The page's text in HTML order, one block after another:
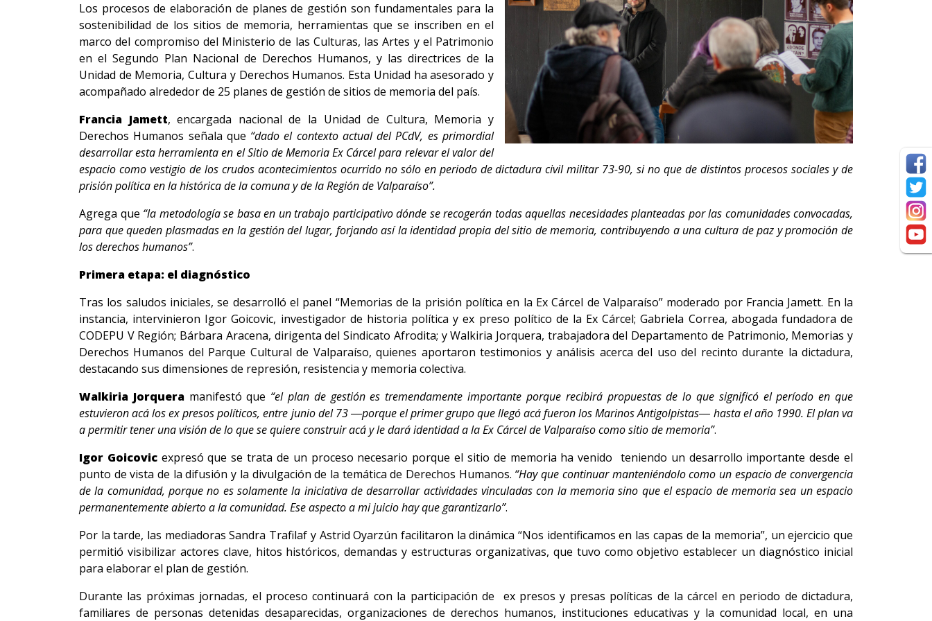
Los procesos de elaboración de planes de gestión son fundamentales para la
sostenibilidad de los sitios de memoria, herramientas que se inscriben en el
marco del compromiso del Ministerio de las Culturas, las Artes y el Patrimonio
en el Segundo Plan Nacional de Derechos Humanos, y las directrices de la
Unidad de Memoria, Cultura y Derechos Humanos. Esta Unidad ha asesorado y
acompañado alrededor de 25 planes de gestión de sitios de memoria del país.
Francia Jamett, encargada nacional de la Unidad de Cultura, Memoria y
Derechos Humanos señala que “dado el contexto actual del PCdV, es primordial
desarrollar esta herramienta en el Sitio de Memoria Ex Cárcel para relevar el valor del
espacio como vestigio de los crudos acontecimientos ocurrido no sólo en periodo de dictadura civil militar 73-90, si no que de distintos procesos sociales y de
prisión política en la histórica de la comuna y de la Región de Valparaíso”.
Agrega que “la metodología se basa en un trabajo participativo dónde se recogerán todas aquellas necesidades planteadas por las comunidades convocadas,
para que queden plasmadas en la gestión del lugar, forjando así la identidad propia del sitio de memoria, contribuyendo a una cultura de paz y promoción de
los derechos humanos”.
Primera etapa: el diagnóstico
Tras los saludos iniciales, se desarrolló el panel “Memorias de la prisión política en la Ex Cárcel de Valparaíso” moderado por Francia Jamett. En la
instancia, intervinieron Igor Goicovic, investigador de historia política y ex preso político de la Ex Cárcel; Gabriela Correa, abogada fundadora de
CODEPU V Región; Bárbara Aracena, dirigenta del Sindicato Afrodita; y Walkiria Jorquera, trabajadora del Departamento de Patrimonio, Memorias y
Derechos Humanos del Parque Cultural de Valparaíso, quienes aportaron testimonios y análisis acerca del uso del recinto durante la dictadura,
destacando sus dimensiones de represión, resistencia y memoria colectiva.
Walkiria Jorqueramanifestó que “el plan de gestión es tremendamente importante porque recibirá propuestas de lo que significó el período en que
estuvieron acá los ex presos políticos, entre junio del 73 ―porque el primer grupo que llegó acá fueron los Marinos Antigolpistas― hasta el año 1990. El plan va
a permitir tener una visión de lo que se quiere construir acá y le dará identidad a la Ex Cárcel de Valparaíso como sitio de memoria”.
Igor Goicovicexpresó que se trata de un proceso necesario porque el sitio de memoria ha venido teniendo un desarrollo importante desde el
punto de vista de la difusión y la divulgación de la temática de Derechos Humanos. “Hay que continuar manteniéndolo como un espacio de convergencia
de la comunidad, porque no es solamente la iniciativa de desarrollar actividades vinculadas con la memoria sino que el espacio de memoria sea un espacio
permanentemente abierto a la comunidad. Ese aspecto a mi juicio hay que garantizarlo”.
Por la tarde, las mediadoras Sandra Trafilaf y Astrid Oyarzún facilitaron la dinámica “Nos identificamos en las capas de la memoria”, un ejercicio que
permitió visibilizar actores clave, hitos históricos, demandas y estructuras organizativas, que tuvo como objetivo establecer un diagnóstico inicial
para elaborar el plan de gestión.
Durante las próximas jornadas, el proceso continuará con la participación de ex presos y presas políticas de la cárcel en periodo de dictadura,
familiares de personas detenidas desaparecidas, organizaciones de derechos humanos, instituciones educativas y la comunidad local, en una